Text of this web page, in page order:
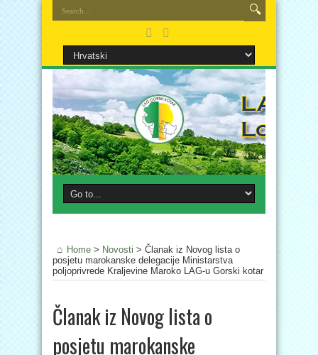
Home > Novosti > Članak iz Novog lista o
posjetu marokanske delegacije Ministarstva
poljoprivrede Kraljevine Maroko LAG-u Gorski kotar
Članak iz Novog lista o
posjetu marokanske